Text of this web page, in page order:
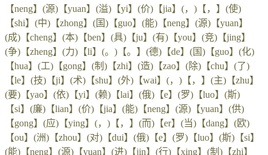
【neng】(源)【yuan】(溢)【yi】(价)【jia】(，)【，】(使)
【shi】(中)【zhong】(国)【guo】(能)【neng】(源)【yuan】
(成)【cheng】(本)【ben】(具)【ju】(有)【you】(竞)【jing】
(争)【zheng】(力)【li】(。)【。】(德)【de】(国)【guo】(化)
【hua】(工)【gong】(制)【zhi】(造)【zao】(除)【chu】(了)
【le】(技)【ji】(术)【shu】(外)【wai】(，)【，】(主)【zhu】
(要)【yao】(依)【yi】(赖)【lai】(俄)【e】(罗)【luo】(斯)
【si】(廉)【lian】(价)【jia】(能)【neng】(源)【yuan】(供)
【gong】(应)【ying】(，)【，】(而)【er】(当)【dang】(欧)
【ou】(洲)【zhou】(对)【dui】(俄)【e】(罗)【luo】(斯)【si】
(能)【neng】(源)【yuan】(进)【jin】(行)【xing】(制)【zhi】